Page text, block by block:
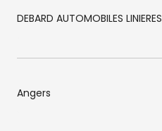
DEBARD AUTOMOBILES LINIERES
Angers